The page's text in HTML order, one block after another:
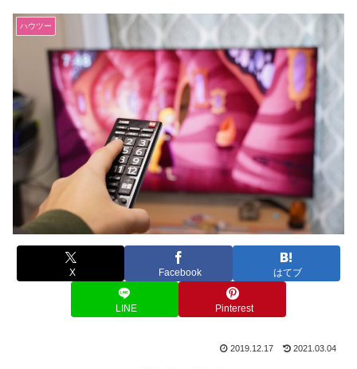
ハウツー
X Facebook はてブ
LINE Pinterest
2019.12.17 2021.03.04